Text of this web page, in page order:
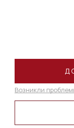
Возникли